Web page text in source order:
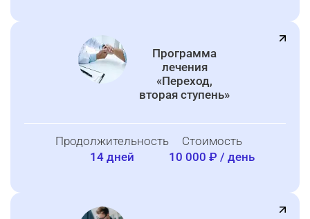
Программа
лечения
«Переход,
вторая ступень»
Продолжительность
14 дней
Стоимость
10 000 ₽ / день